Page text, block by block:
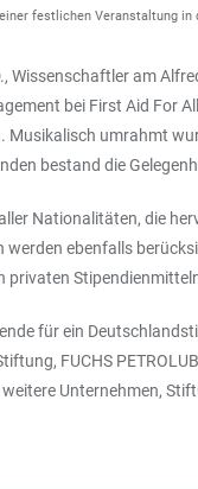
festlichen Veranstaltung
Wissenschaftler am
bei First Aid For
umrahmt
bestand die
Nationalitäten, die
ebenfalls
für ein
FUCHS
Unternehmen,